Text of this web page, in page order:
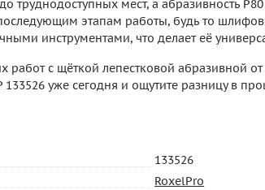
труднодоступных мест, а абразивность
этапам работы, будь то
инструментами, что делает её
работ с щёткой лепестковой абразивной
133526 уже сегодня и ощутите разницу в
133526
RoxelPro